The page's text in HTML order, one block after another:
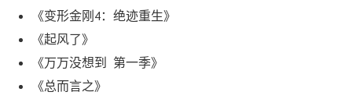
《变形金刚4：绝迹重生》
《起风了》
《万万没想到 第一季》
《总而言之》